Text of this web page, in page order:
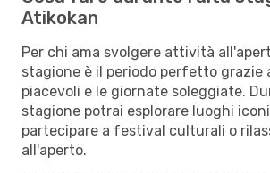
Atikokan
Per chi ama svolgere attività
stagione è il periodo perfetto grazie
piacevoli e le giornate soleggiate.
stagione potrai esplorare luoghi
partecipare a festival culturali o
all'aperto.